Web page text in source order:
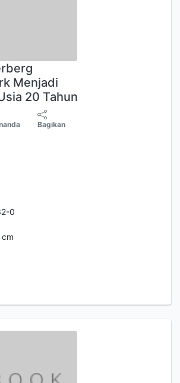
Menjadi
20 Tahun
Bagikan
0
cm